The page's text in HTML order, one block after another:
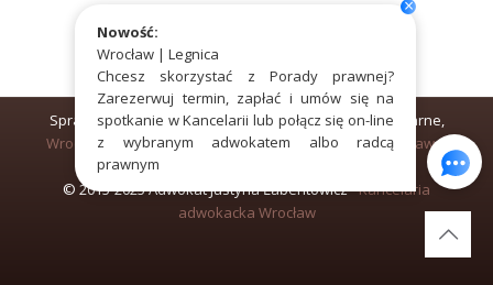
Sprawy opodział majątku,rozwód , alimenty, sprawy karne,
Wrocław
Oleśnica,Świdnica,Trzebnica ,Jelenia Góra Oława,
Legnica
© 2015-2025 Adwokat Justyna Łabentowicz -Kancelaria
adwokacka Wrocław
×
Nowość:
Wrocław | Legnica
Chcesz skorzystać z Porady prawnej?
Zarezerwuj termin, zapłać i umów się na
spotkanie w Kancelarii lub połącz się on-line
z wybranym adwokatem albo radcą
prawnym